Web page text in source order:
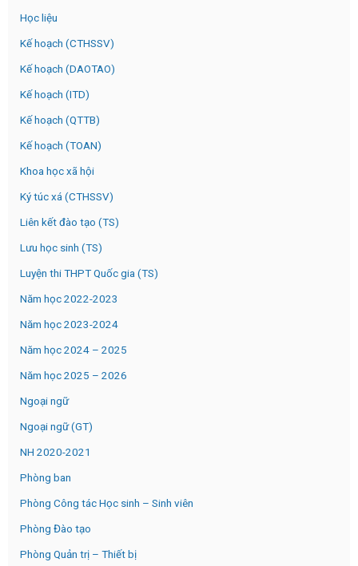
Học liệu
Kế hoạch (CTHSSV)
Kế hoạch (DAOTAO)
Kế hoạch (ITD)
Kế hoạch (QTTB)
Kế hoạch (TOAN)
Khoa học xã hội
Ký túc xá (CTHSSV)
Liên kết đào tạo (TS)
Lưu học sinh (TS)
Luyện thi THPT Quốc gia (TS)
Năm học 2022-2023
Năm học 2023-2024
Năm học 2024 – 2025
Năm học 2025 – 2026
Ngoại ngữ
Ngoại ngữ (GT)
NH 2020-2021
Phòng ban
Phòng Công tác Học sinh – Sinh viên
Phòng Đào tạo
Phòng Quản trị – Thiết bị